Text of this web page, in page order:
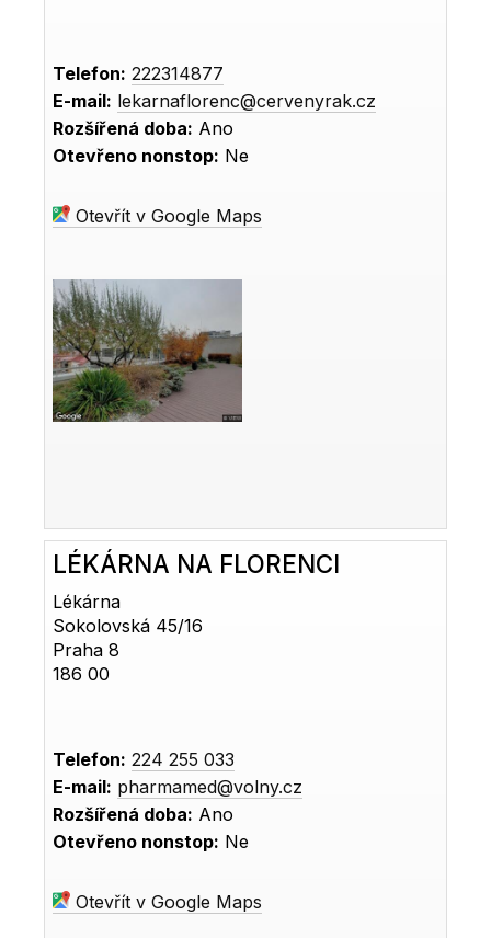
Telefon: 222314877
E-mail: lekarnaflorenc@cervenyrak.cz
Rozšířená doba: Ano
Otevřeno nonstop: Ne
Otevřít v Google Maps
LÉKÁRNA NA FLORENCI
Lékárna
Sokolovská 45/16
Praha 8
186 00
Telefon: 224 255 033
E-mail: pharmamed@volny.cz
Rozšířená doba: Ano
Otevřeno nonstop: Ne
Otevřít v Google Maps